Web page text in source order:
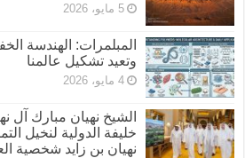
5 مايو، 2026
المبلمرات: الهندسة
وتعيد تشكيل عالمنا
4 مايو، 2026
الشيخ نهيان مبارك آل
خليفة الدولية لنخيل
نهيان بن زايد شخصية العام